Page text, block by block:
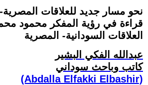
نحو مسار جديد للعلاقات المصرية-
قراءة في رؤية المفكر محمود
العلاقات السودانية- المصرية
عبدالله الفكي البشير
كاتب وباحث سوداني
(Abdalla Elfakki Elbashir)